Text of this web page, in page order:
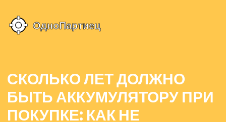
СКОЛЬКО ЛЕТ ДОЛЖНО
БЫТЬ АККУМУЛЯТОРУ ПРИ
ПОКУПКЕ: КАК НЕ